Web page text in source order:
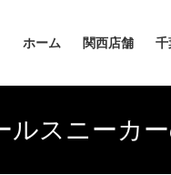
ホーム 関西店舗 千
ルスニーカ